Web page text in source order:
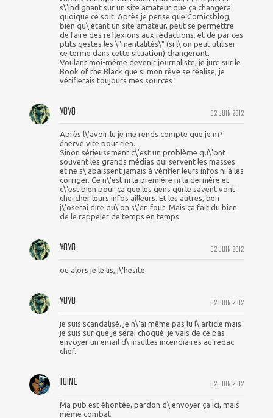
s\'indignant sur un site amateur que ça changera
quoique ce soit. Après je pense que Comicsblog,
bien qu\'étant un site amateur, peut se permettre
de faire des reflexions aux rédactions, et de par ces
ptits gestes les \"mentalités\" (si l\'on peut utiliser
ce terme dans cette situation) changeront.
Voulant moi-même devenir journaliste, je jure sur le
Book of the Black que si mon rêve se réalise, je
vérifierais toujours mes sources !
02 JUIN 2012
YOYO
Après l\'avoir lu je me rends compte que je m?
énerve vite pour rien.
Sinon sérieusement c\'est un problème qu\'ont
souvent les grands médias qui servent les masses
et ne s\'abaissent jamais à vérifier leurs infos ni à les
corriger. Ce n\'est ni la première ni la dernière et
c\'est bien pour ça que les gens qui le savent vont
chercher leurs infos ailleurs. Et les autres, ben
j\'oserai dire qu\'on s\'en fout. Mais ça fait du bien
de le rappeler de temps en temps
02 JUIN 2012
YOYO
ou alors je le lis, j\'hesite
02 JUIN 2012
YOYO
je suis scandalisé. je n\'ai même pas lu l\'article mais
je suis sur que je serai choqué. je vais de ce pas
envoyer un email d\'insultes incendiaires au redac
chef.
02 JUIN 2012
TOINE
Ma pub est éhontée, pardon d\'envoyer ça ici, mais
même combat: